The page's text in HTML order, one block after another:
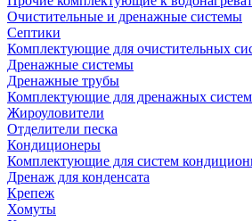
Очистительные и дренажные системы
Септики
Комплектующие для очистительных
Дренажные системы
Дренажные трубы
Комплектующие для дренажных систем
Жироуловители
Отделители песка
Кондиционеры
Комплектующие для систем
Дренаж для конденсата
Крепеж
Хомуты